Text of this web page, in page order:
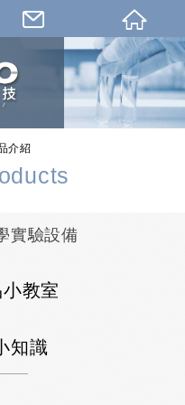
介紹
實驗設備
教室
知識